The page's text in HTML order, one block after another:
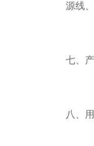
源线
七、
八、